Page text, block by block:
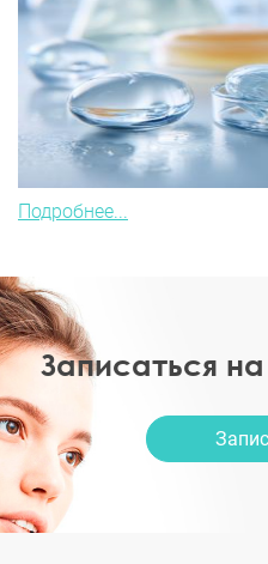
Подробнее...
Записаться